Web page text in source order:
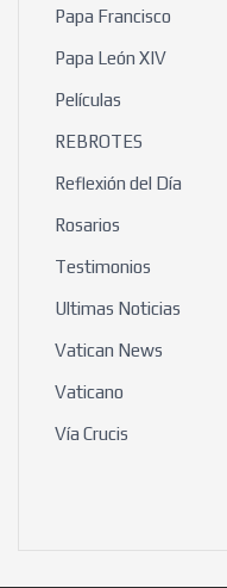
Papa Francisco
Papa León XIV
Películas
REBROTES
Reflexión del Día
Rosarios
Testimonios
Ultimas Noticias
Vatican News
Vaticano
Vía Crucis